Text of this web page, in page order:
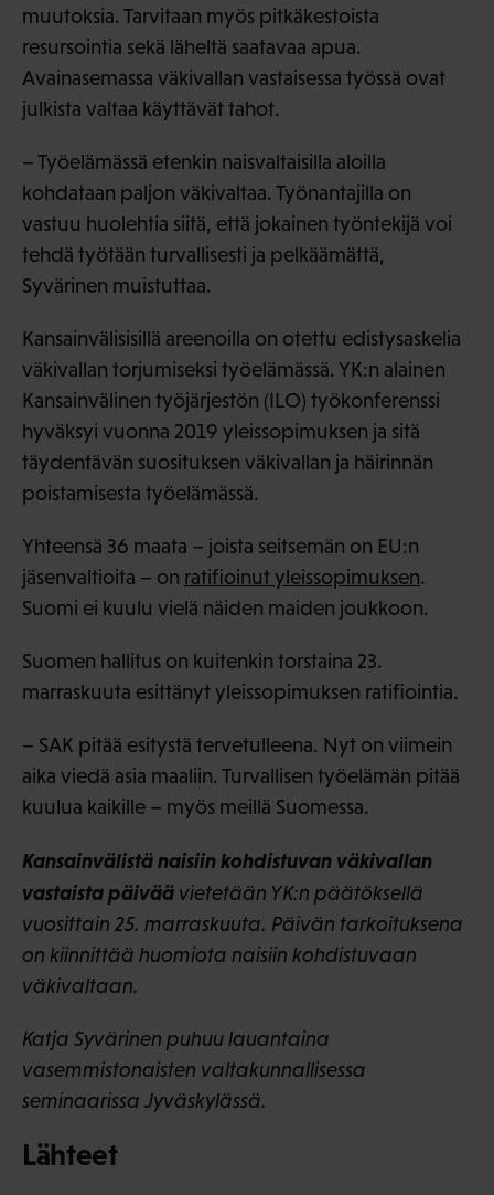
muutoksia. Tarvitaan myös pitkäkestoista
resursointia sekä läheltä saatavaa apua.
Avainasemassa väkivallan vastaisessa työssä ovat
julkista valtaa käyttävät tahot.
– Työelämässä etenkin naisvaltaisilla aloilla
kohdataan paljon väkivaltaa. Työnantajilla on
vastuu huolehtia siitä, että jokainen työntekijä voi
tehdä työtään turvallisesti ja pelkäämättä,
Syvärinen muistuttaa.
Kansainvälisisillä areenoilla on otettu edistysaskelia
väkivallan torjumiseksi työelämässä. YK:n alainen
Kansainvälinen työjärjestön (ILO) työkonferenssi
hyväksyi vuonna 2019 yleissopimuksen ja sitä
täydentävän suosituksen väkivallan ja häirinnän
poistamisesta työelämässä.
Yhteensä 36 maata – joista seitsemän on EU:n
jäsenvaltioita – on ratifioinut yleissopimuksen.
Suomi ei kuulu vielä näiden maiden joukkoon.
Suomen hallitus on kuitenkin torstaina 23.
marraskuuta esittänyt yleissopimuksen ratifiointia.
– SAK pitää esitystä tervetulleena. Nyt on viimein
aika viedä asia maaliin. Turvallisen työelämän pitää
kuulua kaikille – myös meillä Suomessa.
Kansainvälistä naisiin kohdistuvan väkivallan
vastaista päivää vietetään YK:n päätöksellä
vuosittain 25. marraskuuta. Päivän tarkoituksena
on kiinnittää huomiota naisiin kohdistuvaan
väkivaltaan.
Katja Syvärinen puhuu lauantaina
vasemmistonaisten valtakunnallisessa
seminaarissa Jyväskylässä.
Lähteet